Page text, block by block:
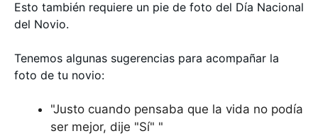
Esto también requiere un pie de foto del Día Nacional
del Novio.
Tenemos algunas sugerencias para acompañar la
foto de tu novio:
"Justo cuando pensaba que la vida no podía
ser mejor, dije "Sí" "